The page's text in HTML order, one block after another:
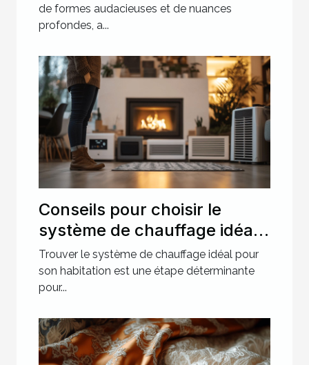
de formes audacieuses et de nuances
profondes, a...
Conseils pour choisir le
système de chauffage idéal
pour votre maison
Trouver le système de chauffage idéal pour
son habitation est une étape déterminante
pour...